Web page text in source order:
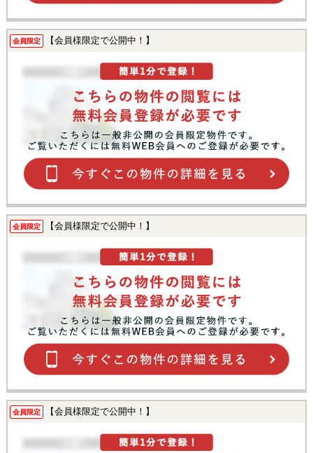
会員限定 【会員様限定で公開中！】
会員限定 【会員様限定で公開中！】
会員限定 【会員様限定で公開中！】